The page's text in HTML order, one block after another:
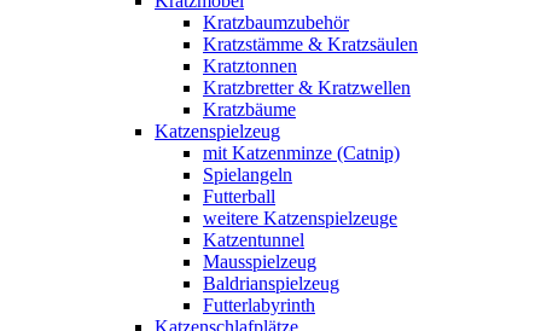
Kratzbaumzubehör
Kratzstämme & Kratzsäulen
Kratztonnen
Kratzbretter & Kratzwellen
Kratzbäume
Katzenspielzeug
mit Katzenminze (Catnip)
Spielangeln
Futterball
weitere Katzenspielzeuge
Katzentunnel
Mausspielzeug
Baldrianspielzeug
Futterlabyrinth
Katzenschlafplätze